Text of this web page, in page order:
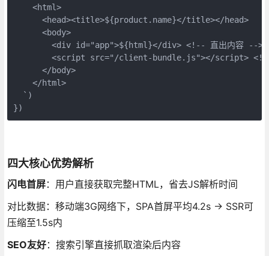
    <html>
      <head><title>${product.name}</title></head>
      <body>
        <div id="app">${html}</div> <!-- 直出内容 -->
<script src="/client-bundle.js"></script>
      </body>
    </html>
  `)
})
四大核心优势解析
闪电首屏：用户直接获取完整HTML，省去JS解析时间
对比数据：移动端3G网络下，SPA首屏平均4.2s → SSR可
压缩至1.5s内
SEO友好：搜索引擎直接抓取渲染后内容